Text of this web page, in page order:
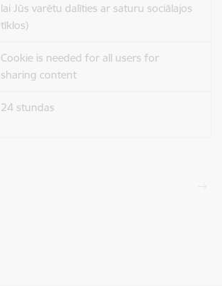
lai Jūs varētu dalīties ar saturu sociālajos
tīklos)
Cookie is needed for all users for
sharing content
24 stundas